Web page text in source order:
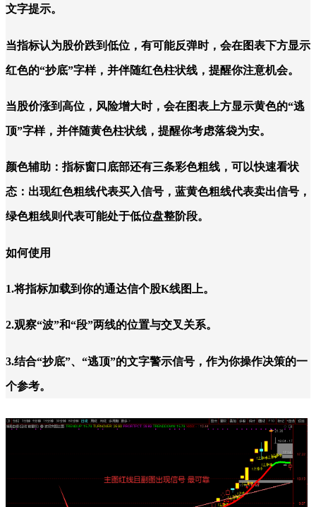
文字提示。
当指标认为股价跌到低位，有可能反弹时，会在图表下方显示
红色的“抄底”字样，并伴随红色柱状线，提醒你注意机会。
当股价涨到高位，风险增大时，会在图表上方显示黄色的“逃
顶”字样，并伴随黄色柱状线，提醒你考虑落袋为安。
颜色辅助：指标窗口底部还有三条彩色粗线，可以快速看状
态：出现红色粗线代表买入信号，蓝黄色粗线代表卖出信号，
绿色粗线则代表可能处于低位盘整阶段。
如何使用
1.将指标加载到你的通达信个股K线图上。
2.观察“波”和“段”两线的位置与交叉关系。
3.结合“抄底”、“逃顶”的文字警示信号，作为你操作决策的一
个参考。